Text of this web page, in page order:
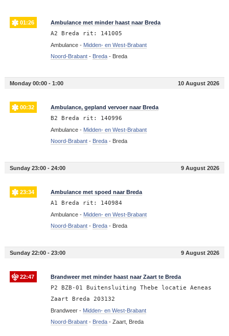
01:26 Ambulance met minder haast naar Breda
A2 Breda rit: 141005
Ambulance - Midden- en West-Brabant
Noord-Brabant- Breda- Breda
Monday 00:00 - 1:00 10 August 2026
00:32 Ambulance, gepland vervoer naar Breda
B2 Breda rit: 140996
Ambulance - Midden- en West-Brabant
Noord-Brabant- Breda- Breda
Sunday 23:00 - 24:00 9 August 2026
23:34 Ambulance met spoed naar Breda
A1 Breda rit: 140984
Ambulance - Midden- en West-Brabant
Noord-Brabant- Breda- Breda
Sunday 22:00 - 23:00 9 August 2026
22:47 Brandweer met minder haast naar Zaart te Breda
P2 BZB-01 Buitensluiting Thebe locatie Aeneas
Zaart Breda 203132
Brandweer - Midden- en West-Brabant
Noord-Brabant- Breda- Zaart, Breda